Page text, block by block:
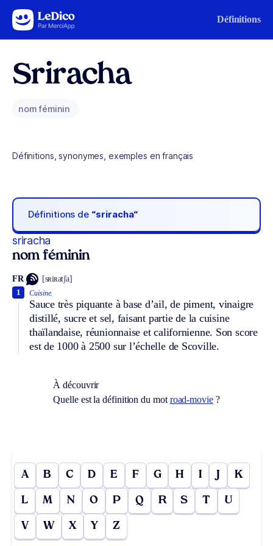
Aller au contenu Définitions
Sriracha
nom féminin
Définitions, synonymes, exemples en français
Définitions de “sriracha“
sriracha
nom féminin
FR [sʀiʀatʃa]
Cuisine.
Sauce très piquante à base d’ail, de piment, vinaigre
distillé, sucre et sel, faisant partie de la cuisine
thaïlandaise, réunionnaise et californienne. Son score
est de 1000 à 2500 sur l’échelle de Scoville.
1
À découvrir
Quelle est la définition du mot road-movie?
A B C D E F G H I J K
L M N O P Q R S T U
V W X Y Z